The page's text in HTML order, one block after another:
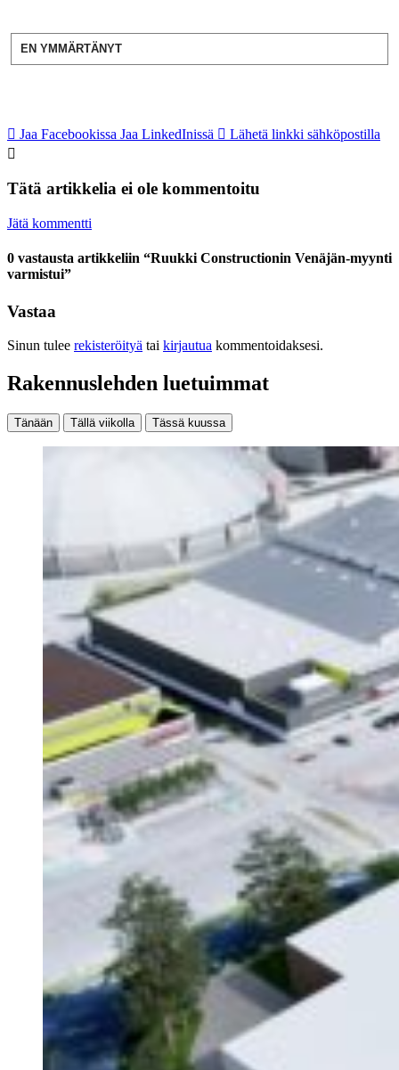
EN YMMÄRTÄNYT
Jaa Facebookissa Jaa LinkedInissä Lähetä linkki sähköpostilla
Tätä artikkelia ei ole kommentoitu
Jätä kommentti
0 vastausta artikkeliin “Ruukki Constructionin Venäjän-myynti
varmistui”
Vastaa
Sinun tulee rekisteröityä tai kirjautua kommentoidaksesi.
Rakennuslehden luetuimmat
Tänään Tällä viikolla Tässä kuussa